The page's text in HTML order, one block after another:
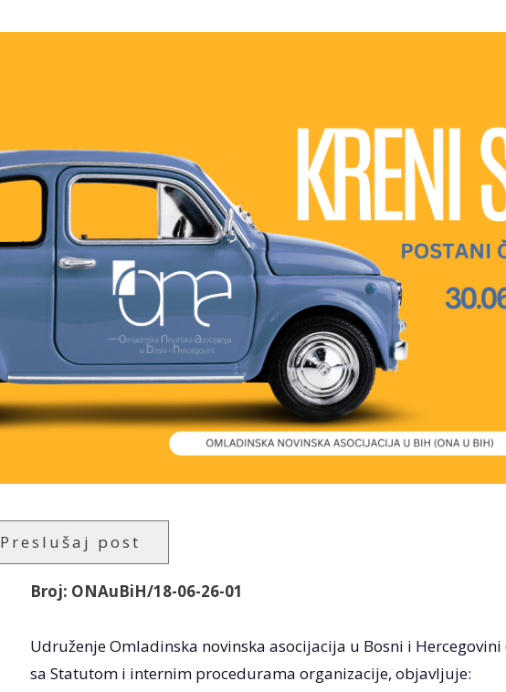
Preslušaj post
Broj: ONAuBiH/18-06-26-01
Udruženje Omladinska novinska asocijacija u Bosni i Hercegovini
sa Statutom i internim procedurama organizacije, objavljuje: